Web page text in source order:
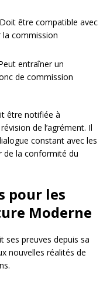
être compatible avec
la commission
entraîner un
de commission
être notifiée à
de l’agrément. Il
constant avec les
de la conformité du
pour les
Moderne
ses preuves depuis sa
nouvelles réalités de